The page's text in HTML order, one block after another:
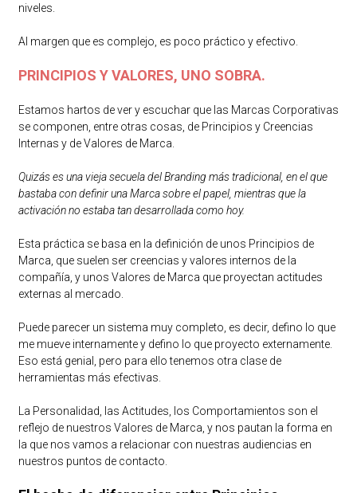
niveles.
Al margen que es complejo, es poco práctico y efectivo.
PRINCIPIOS Y VALORES, UNO SOBRA.
Estamos hartos de ver y escuchar que las Marcas Corporativas
se componen, entre otras cosas, de Principios y Creencias
Internas y de Valores de Marca.
Quizás es una vieja secuela del Branding más tradicional, en el que
bastaba con definir una Marca sobre el papel, mientras que la
activación no estaba tan desarrollada como hoy.
Esta práctica se basa en la definición de unos Principios de
Marca, que suelen ser creencias y valores internos de la
compañía, y unos Valores de Marca que proyectan actitudes
externas al mercado.
Puede parecer un sistema muy completo, es decir, defino lo que
me mueve internamente y defino lo que proyecto externamente.
Eso está genial, pero para ello tenemos otra clase de
herramientas más efectivas.
La Personalidad, las Actitudes, los Comportamientos son el
reflejo de nuestros Valores de Marca, y nos pautan la forma en
la que nos vamos a relacionar con nuestras audiencias en
nuestros puntos de contacto.